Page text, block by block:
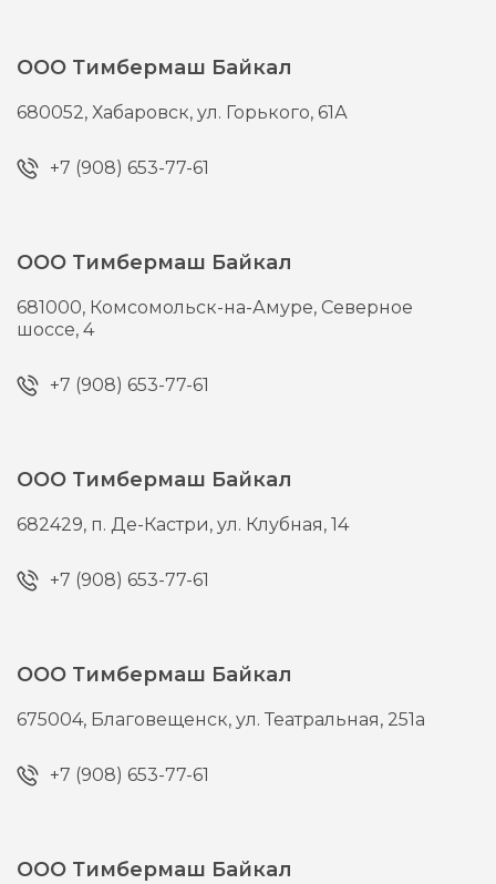
ООО Тимбермаш Байкал
680052,Хабаровск,ул. Горького, 61А
+7 (908) 653-77-61
ООО Тимбермаш Байкал
681000, Комсомольск-на-Амуре, Северное
шоссе, 4
+7 (908) 653-77-61
ООО Тимбермаш Байкал
682429, п. Де-Кастри,ул. Клубная, 14
+7 (908) 653-77-61
ООО Тимбермаш Байкал
675004, Благовещенск,ул. Театральная, 251а
+7 (908) 653-77-61
ООО Тимбермаш Байкал